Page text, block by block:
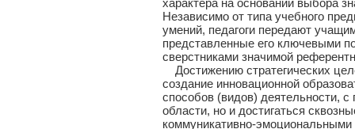
характера на основании выбора
Независимо от типа учебного
умений, педагоги передают
представленные его ключевыми
сверстниками значимой
Достижению стратегических
создание инновационной
способов (видов) деятельности,
области, но и достигаться
коммуникативно-